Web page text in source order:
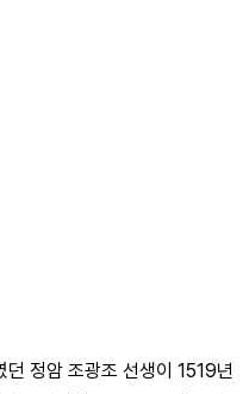
정암 조광조 선생이 1519년